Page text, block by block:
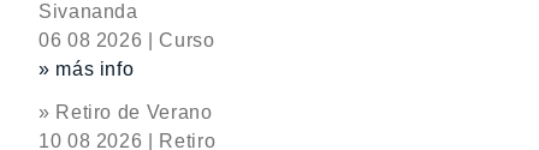
Sivananda
06 08 2026 | Curso
» más info
» Retiro de Verano
10 08 2026 | Retiro